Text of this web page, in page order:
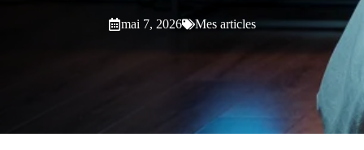
mai 7, 2026 Mes articles